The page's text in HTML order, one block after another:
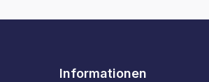
Informationen